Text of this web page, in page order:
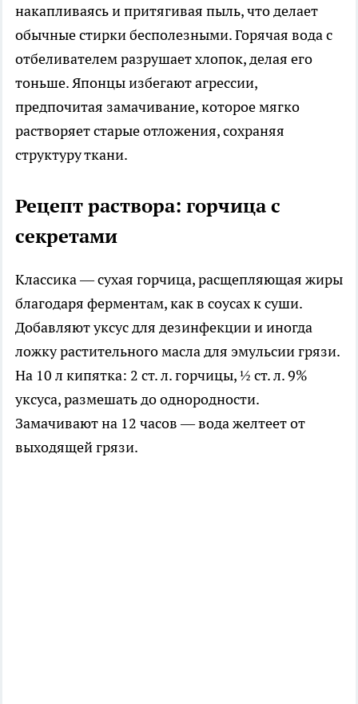
накапливаясь и притягивая пыль, что делает
обычные стирки бесполезными. Горячая вода с
отбеливателем разрушает хлопок, делая его
тоньше. Японцы избегают агрессии,
предпочитая замачивание, которое мягко
растворяет старые отложения, сохраняя
структуру ткани.
Рецепт раствора: горчица с
секретами
Классика — сухая горчица, расщепляющая жиры
благодаря ферментам, как в соусах к суши.
Добавляют уксус для дезинфекции и иногда
ложку растительного масла для эмульсии грязи.
На 10 л кипятка: 2 ст. л. горчицы, ½ ст. л. 9%
уксуса, размешать до однородности.
Замачивают на 12 часов — вода желтеет от
выходящей грязи.